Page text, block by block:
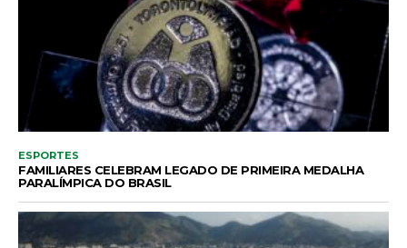
ESPORTES
FAMILIARES CELEBRAM LEGADO DE PRIMEIRA MEDALHA
PARALÍMPICA DO BRASIL